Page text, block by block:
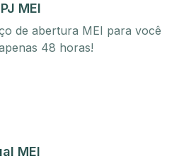
MEI
de abertura MEI para você
48 horas!
MEI